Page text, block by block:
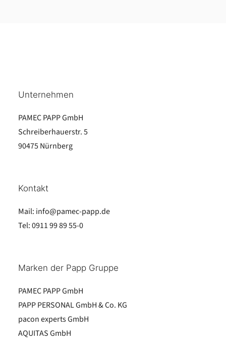
Unternehmen
PAMEC PAPP GmbH
Schreiberhauerstr. 5
90475 Nürnberg
Kontakt
Mail: info@pamec-papp.de
Tel:0911 99 89 55-0
Marken der Papp Gruppe
PAMEC PAPP GmbH
PAPP PERSONAL GmbH & Co. KG
pacon experts GmbH
AQUITAS GmbH